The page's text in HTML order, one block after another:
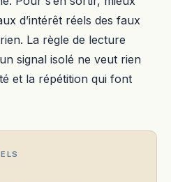
d’intérêt réels des faux
La règle de lecture
signal isolé ne veut rien
et la répétition qui font